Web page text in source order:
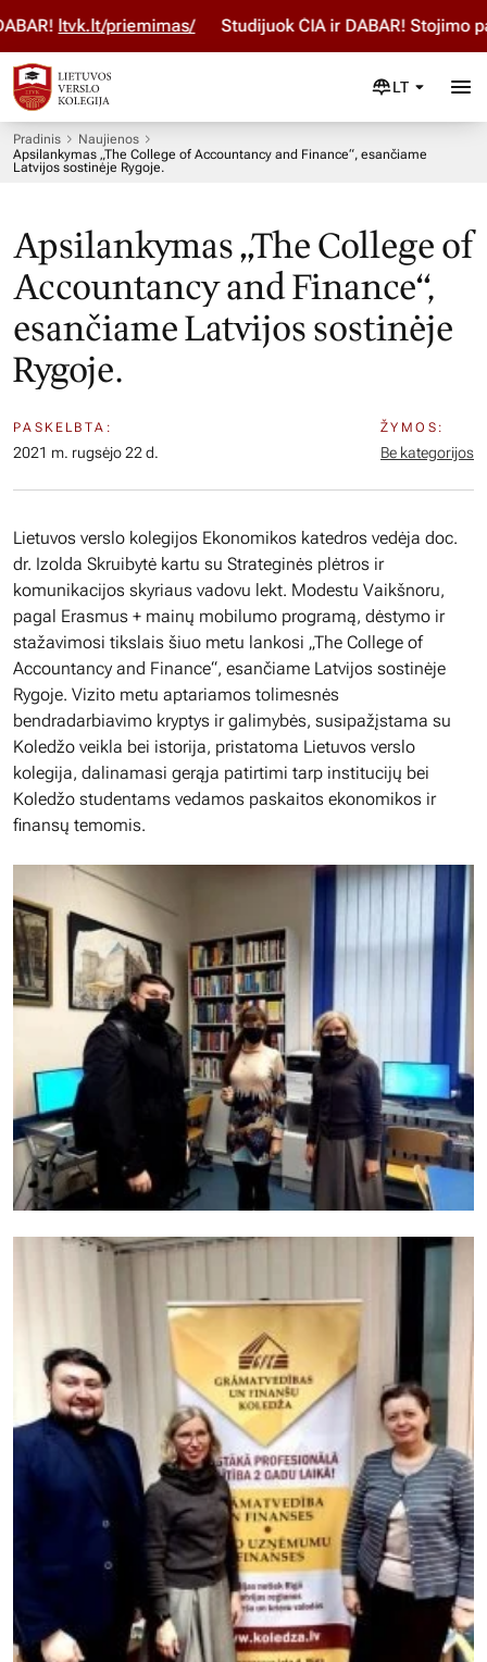
ltvk.lt/priemimas/ Studijuok ČIA ir DABAR! Stojimo
LT
Pradinis
Naujienos
Apsilankymas „The College of Accountancy and Finance“, esančiame
Latvijos sostinėje Rygoje.
Apsilankymas „The College of
Accountancy and Finance“,
esančiame Latvijos sostinėje
Rygoje.
PASKELBTA:
2021 m. rugsėjo 22 d.
ŽYMOS:
Be kategorijos
Lietuvos verslo kolegijos Ekonomikos katedros vedėja doc.
dr. Izolda Skruibytė kartu su Strateginės plėtros ir
komunikacijos skyriaus vadovu lekt. Modestu Vaikšnoru,
pagal Erasmus + mainų mobilumo programą, dėstymo ir
stažavimosi tikslais šiuo metu lankosi „The College of
Accountancy and Finance“, esančiame Latvijos sostinėje
Rygoje. Vizito metu aptariamos tolimesnės
bendradarbiavimo kryptys ir galimybės, susipažįstama su
Koledžo veikla bei istorija, pristatoma Lietuvos verslo
kolegija, dalinamasi gerąja patirtimi tarp institucijų bei
Koledžo studentams vedamos paskaitos ekonomikos ir
finansų temomis.